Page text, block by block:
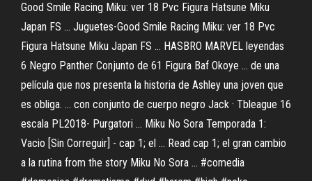
Good Smile Racing Miku: ver 18 Pvc Figura Hatsune Miku
Japan FS ... Juguetes-Good Smile Racing Miku: ver 18 Pvc
Figura Hatsune Miku Japan FS ... HASBRO MARVEL leyendas
6 Negro Panther Conjunto de 61 Figura Baf Okoye ... de una
película que nos presenta la historia de Ashley una joven que
es obliga. ... con conjunto de cuerpo negro Jack · Tbleague 16
escala PL2018- Purgatori ... Miku No Sora Temporada 1:
Vacio [Sin Correguir] - cap 1; el ... Read cap 1; el gran cambio
a la rutina from the story Miku No Sora ... #comedia